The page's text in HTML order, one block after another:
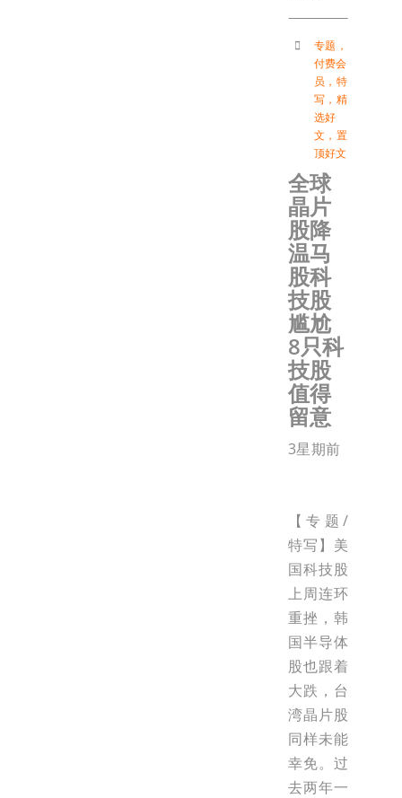
专题 ，
付费会
员 ， 特
写 ， 精
选好
文 ， 置
顶好文
全球
晶片
股降
温马
股科
技股
尴尬
8只科
技股
值得
留意
3星期前
【专题/
特写】美
国科技股
上周连环
重挫，韩
国半导体
股也跟着
大跌，台
湾晶片股
同样未能
幸免。过
去两年一